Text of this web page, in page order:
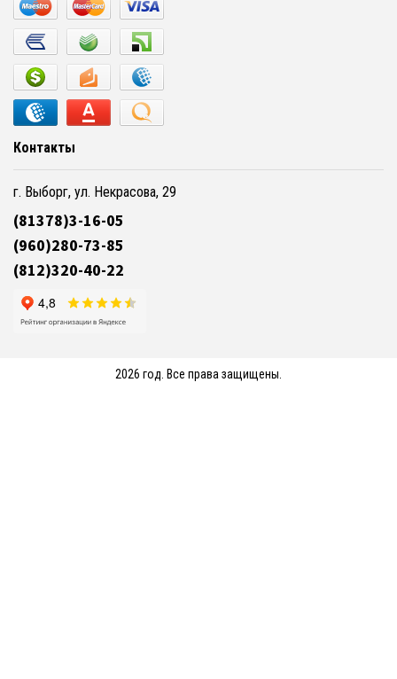
Контакты
г. Выборг, ул. Некрасова, 29
(81378)3-16-05
(960)280-73-85
(812)320-40-22
2026 год. Все права защищены.